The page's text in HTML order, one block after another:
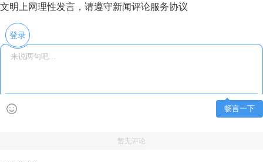
文明上网理性发言，请遵守新闻评论服务协议
登录
畅言一下
暂无评论